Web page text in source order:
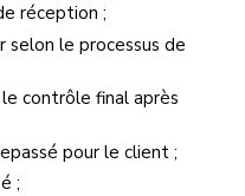
réception ;
selon le processus de
contrôle final après
pour le client ;
;